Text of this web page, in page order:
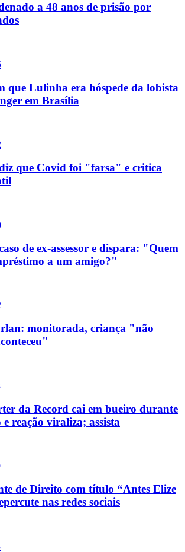
a 48 anos de prisão por
que Lulinha era hóspede da lobista
em Brasília
que Covid foi "farsa" e critica
de ex-assessor e dispara: "Quem
a um amigo?"
monitorada, criança "não
da Record cai em bueiro durante
reação viraliza; assista
de Direito com título “Antes Elize
nas redes sociais